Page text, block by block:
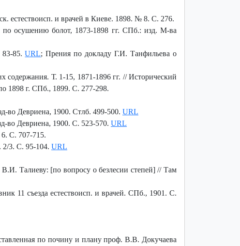
естествоисп. и врачей в Киеве. 1898. № 8. С. 276.
по осушению болот, 1873-1898 гг. СПб.: изд. М-ва
85.URL; Прения по докладу Г.И. Танфильева о
содержания. Т. 1-15, 1871-1896 гг. // Исторический
1898 г. СПб., 1899. С. 277-298.
во Девриена, 1900. Стлб. 499-500. URL
во Девриена, 1900. С. 523-570. URL
С. 707-715.
2/3. С. 95-104. URL
Талиеву: [по вопросу о безлесии степей] // Там
11 съезда естествоисп. и врачей. СПб., 1901. С.
по почину и плану проф. В.В. Докучаева